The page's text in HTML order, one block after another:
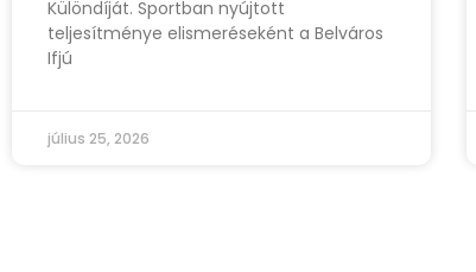
Különdíját. Sportban nyújtott
teljesítménye elismeréseként a Belváros
Ifjú
július 25, 2026